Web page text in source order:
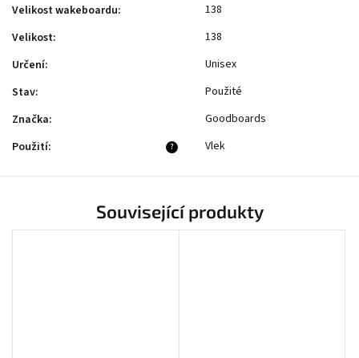
Velikost wakeboardu:
138
Velikost:
138
Určení:
Unisex
Stav:
Použité
Značka: Goodboards
?
Použití: Vlek
Související produkty